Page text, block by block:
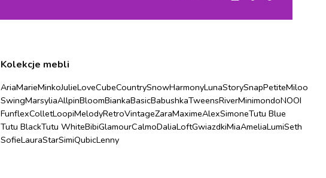
Kolekcje mebli
AriaMarieMinkoJulieLoveCubeCountrySnowHarmonyLunaStorySnapPetiteMiloo
SwingMarsyliaAllpinBloomBiankaBasicBabushkaTweensRiverMinimondoNOOI
FunflexColletLoopiMelodyRetroVintageZaraMaximeAlexSimoneTutu Blue
Tutu BlackTutu WhiteBibiGlamourCalmoDaliaLoftGwiazdkiMiaAmeliaLumiSeth
SofieLauraStarSimiQubicLenny